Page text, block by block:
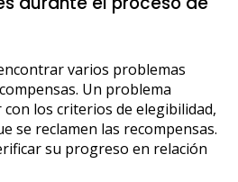
varios problemas
Un problema
los criterios de elegibilidad,
se reclamen las recompensas.
su progreso en relación